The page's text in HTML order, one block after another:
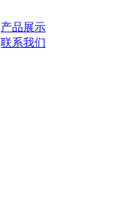
产品展示
联系我们